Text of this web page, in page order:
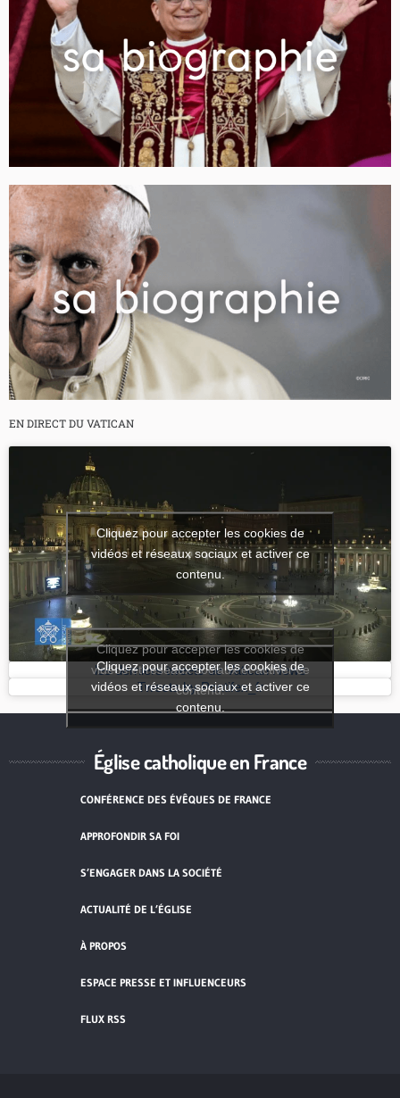
EN DIRECT DU VATICAN
Cliquez pour accepter les cookies de
vidéos et réseaux sociaux et activer ce
contenu.
les derniers tweets de Vatican News
Cliquez pour accepter les cookies de
vidéos et réseaux sociaux et activer ce
contenu.
Tweets by Pontifex_fr
Cliquez pour accepter les cookies de
vidéos et réseaux sociaux et activer ce
contenu.
Église catholique en France
CONFÉRENCE DES ÉVÊQUES DE FRANCE
APPROFONDIR SA FOI
S’ENGAGER DANS LA SOCIÉTÉ
ACTUALITÉ DE L’ÉGLISE
À PROPOS
ESPACE PRESSE ET INFLUENCEURS
FLUX RSS